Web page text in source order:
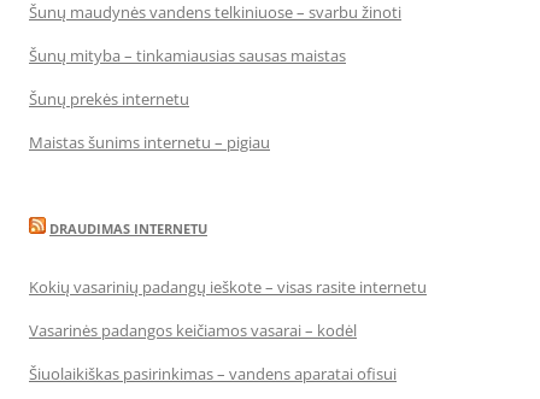
Šunų maudynės vandens telkiniuose – svarbu žinoti
Šunų mityba – tinkamiausias sausas maistas
Šunų prekės internetu
Maistas šunims internetu – pigiau
DRAUDIMAS INTERNETU
Kokių vasarinių padangų ieškote – visas rasite internetu
Vasarinės padangos keičiamos vasarai – kodėl
Šiuolaikiškas pasirinkimas – vandens aparatai ofisui